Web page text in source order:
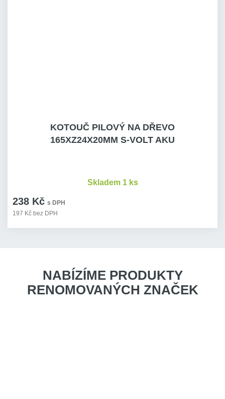
KOTOUČ PILOVÝ NA DŘEVO
165XZ24X20MM S-VOLT AKU
238 Kč s DPH
197 Kč bez DPH
Skladem 1 ks
NABÍZÍME PRODUKTY
RENOMOVANÝCH ZNAČEK